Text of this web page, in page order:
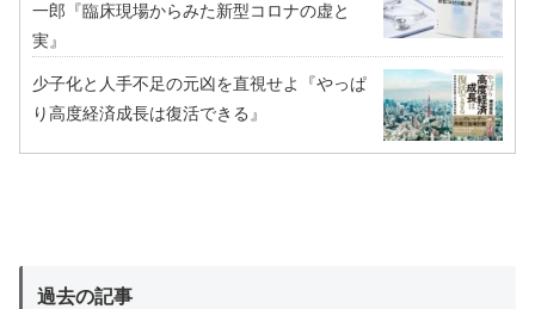
一郎『臨床現場からみた新型コロナの虚と
実』
少子化と人手不足の元凶を直視せよ『やっぱ
り高度経済成長は復活できる』
過去の記事